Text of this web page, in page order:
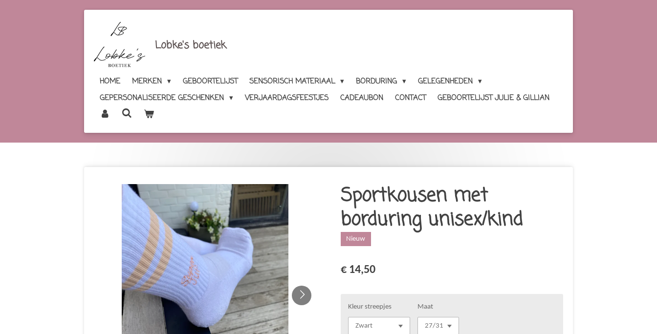
Lobke's boetiek
HOME MERKEN GEBOORTELIJST SENSORISCH MATERIAAL BORDURING
GELEGENHEDEN
GEPERSONALISEERDE GESCHENKEN
VERJAARDAGSFEESTJES CADEAUBON CONTACT GEBOORTELIJST JULIE & GILLIAN
Sportkousen met
borduring unisex/kind
Nieuw
€ 14,50
Kleur streepjes Maat